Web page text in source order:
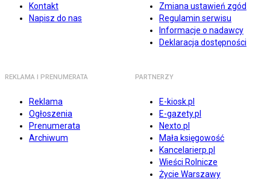
Kontakt
Napisz do nas
Zmiana ustawień zgód
Regulamin serwisu
Informacje o nadawcy
Deklaracja dostępności
REKLAMA I PRENUMERATA
Reklama
Ogłoszenia
Prenumerata
Archiwum
PARTNERZY
E-kiosk.pl
E-gazety.pl
Nexto.pl
Mała księgowość
Kancelarierp.pl
Wieści Rolnicze
Życie Warszawy